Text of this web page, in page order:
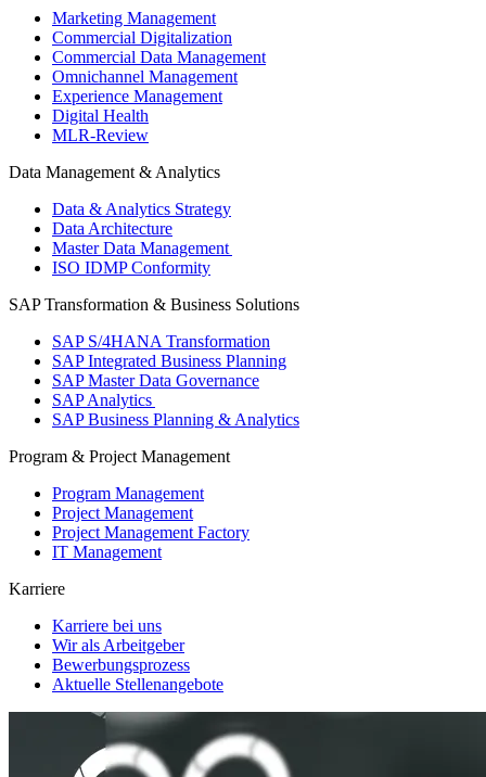
Marketing Management
Commercial Digitalization
Commercial Data Management
Omnichannel Management
Experience Management
Digital Health
MLR-Review
Data Management & Analytics
Data & Analytics Strategy
Data Architecture
Master Data Management
ISO IDMP Conformity
SAP Transformation & Business Solutions
SAP S/4HANA Transformation
SAP Integrated Business Planning
SAP Master Data Governance
SAP Analytics
SAP Business Planning & Analytics
Program & Project Management
Program Management
Project Management
Project Management Factory
IT Management
Karriere
Karriere bei uns
Wir als Arbeitgeber
Bewerbungsprozess
Aktuelle Stellenangebote